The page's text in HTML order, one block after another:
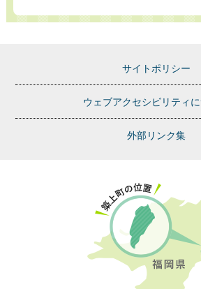
サイトポリシー
ウェブアクセシビリティ
外部リンク集